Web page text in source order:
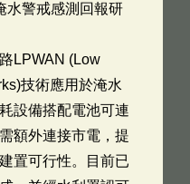
水警戒感測回報研
LPWAN (Low
技術應用於淹水
設備搭配電池可連
額外連接市電，提
置可行性。目前已